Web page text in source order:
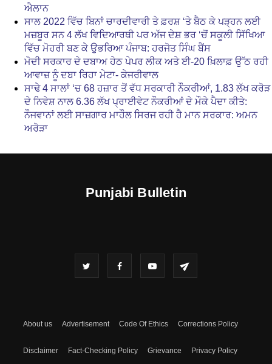
ਐਲਾਨ
ਸਾਲ 2022 ਵਿੱਚ ਬਿਨਾਂ ਚਾਰਦੀਵਾਰੀ ਤੇ ਫ਼ਰਸ਼ ‘ਤੇ ਬੈਠ ਕੇ ਪੜ੍ਹਨ ਲਈ
ਮਜ਼ਬੂਰ ਸਨ 4 ਲੱਖ ਵਿਦਿਆਰਥੀ ਪਰ ਅੱਜ ਦੇਸ਼ ਭਰ ‘ਚੋਂ ਸਕੂਲੀ ਸਿੱਖਿਆ
ਵਿੱਚ ਮੋਹਰੀ ਬਣ ਕੇ ਉਭਰਿਆ ਪੰਜਾਬ: ਹਰਜੋਤ ਸਿੰਘ ਬੈਂਸ
ਮੋਦੀ ਸਰਕਾਰ ਦੇ ਦਬਾਅ ਹੇਠ ਪੇਪਰ ਲੀਕ ਅਤੇ ਈ-20 ਖ਼ਿਲਾਫ਼ ਉੱਠ ਰਹੀ
ਆਵਾਜ਼ ਨੂੰ ਦਬਾ ਰਿਹਾ ਮੇਟਾ- ਕੇਜਰੀਵਾਲ
ਸਾਢੇ 4 ਸਾਲਾਂ ‘ਚ 68 ਹਜ਼ਾਰ ਤੋਂ ਵੱਧ ਸਰਕਾਰੀ ਨੌਕਰੀਆਂ, 1.83 ਲੱਖ ਕਰੋੜ
ਦੇ ਨਿਵੇਸ਼ ਨਾਲ 6.36 ਲੱਖ ਪ੍ਰਾਈਵੇਟ ਨੌਕਰੀਆਂ ਦੇ ਮੌਕੇ ਪੈਦਾ ਕੀਤੇ:
ਨੌਜਵਾਨਾਂ ਲਈ ਸਾਜ਼ਗਾਰ ਮਾਹੌਲ ਸਿਰਜ ਰਹੀ ਹੈ ਮਾਨ ਸਰਕਾਰ: ਅਮਨ
ਅਰੋੜਾ
Punjabi Bulletin
About us Advertisement Code Of Ethics Corrections Policy
Disclaimer Fact-Checking Policy Grievance Privacy Policy